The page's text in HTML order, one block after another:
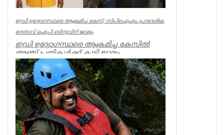
ഇഡി ഉദ്യോഗസ്ഥരെ ആക്രമിച്ച കേസ്; സിപിഐഎം പ്രാദേശിക
നേതാവ് ഐപി ബിനുവിന് ജാമ്യം
ഇഡി ഉദ്യോഗസ്ഥരെ ആക്രമിച്ച കേസില്‍
അഞ്ച് പ്രതികള്‍ക്ക് കൂടി ജാമ്യം.
സിപിഐഎം നേതാവ് ഐപി ബിനു ഉള്‍പ്പട...
Kerala